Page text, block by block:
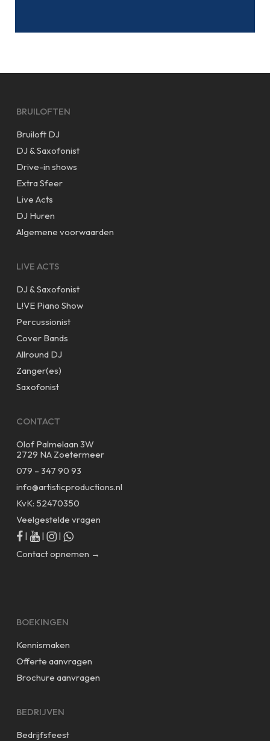
BRUILOFTEN
Bruiloft DJ
DJ & Saxofonist
Drive-in shows
Extra Sfeer
Live Acts
DJ Huren
Algemene voorwaarden
LIVE ACTS
DJ & Saxofonist
L!VE Piano Show
Percussionist
Cover Bands
Allround DJ
Zanger(es)
Saxofonist
CONTACT
Olof Palmelaan 3W
2729 NA Zoetermeer
079 – 347 90 93
info@artisticproductions.nl
KvK: 52470350
Veelgestelde vragen
|
|
|
Contact opnemen →
BOEKINGEN
Kennismaken
Offerte aanvragen
Brochure aanvragen
BEDRIJVEN
Bedrijfsfeest